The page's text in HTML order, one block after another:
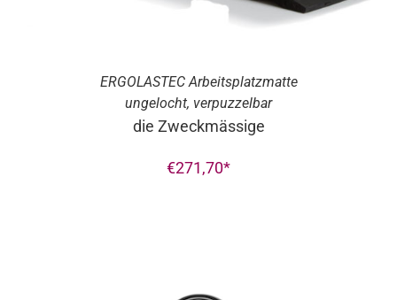
ERGOLASTECArbeitsplatzmatte
ungelocht, verpuzzelbar
die Zweckmässige
€271,70